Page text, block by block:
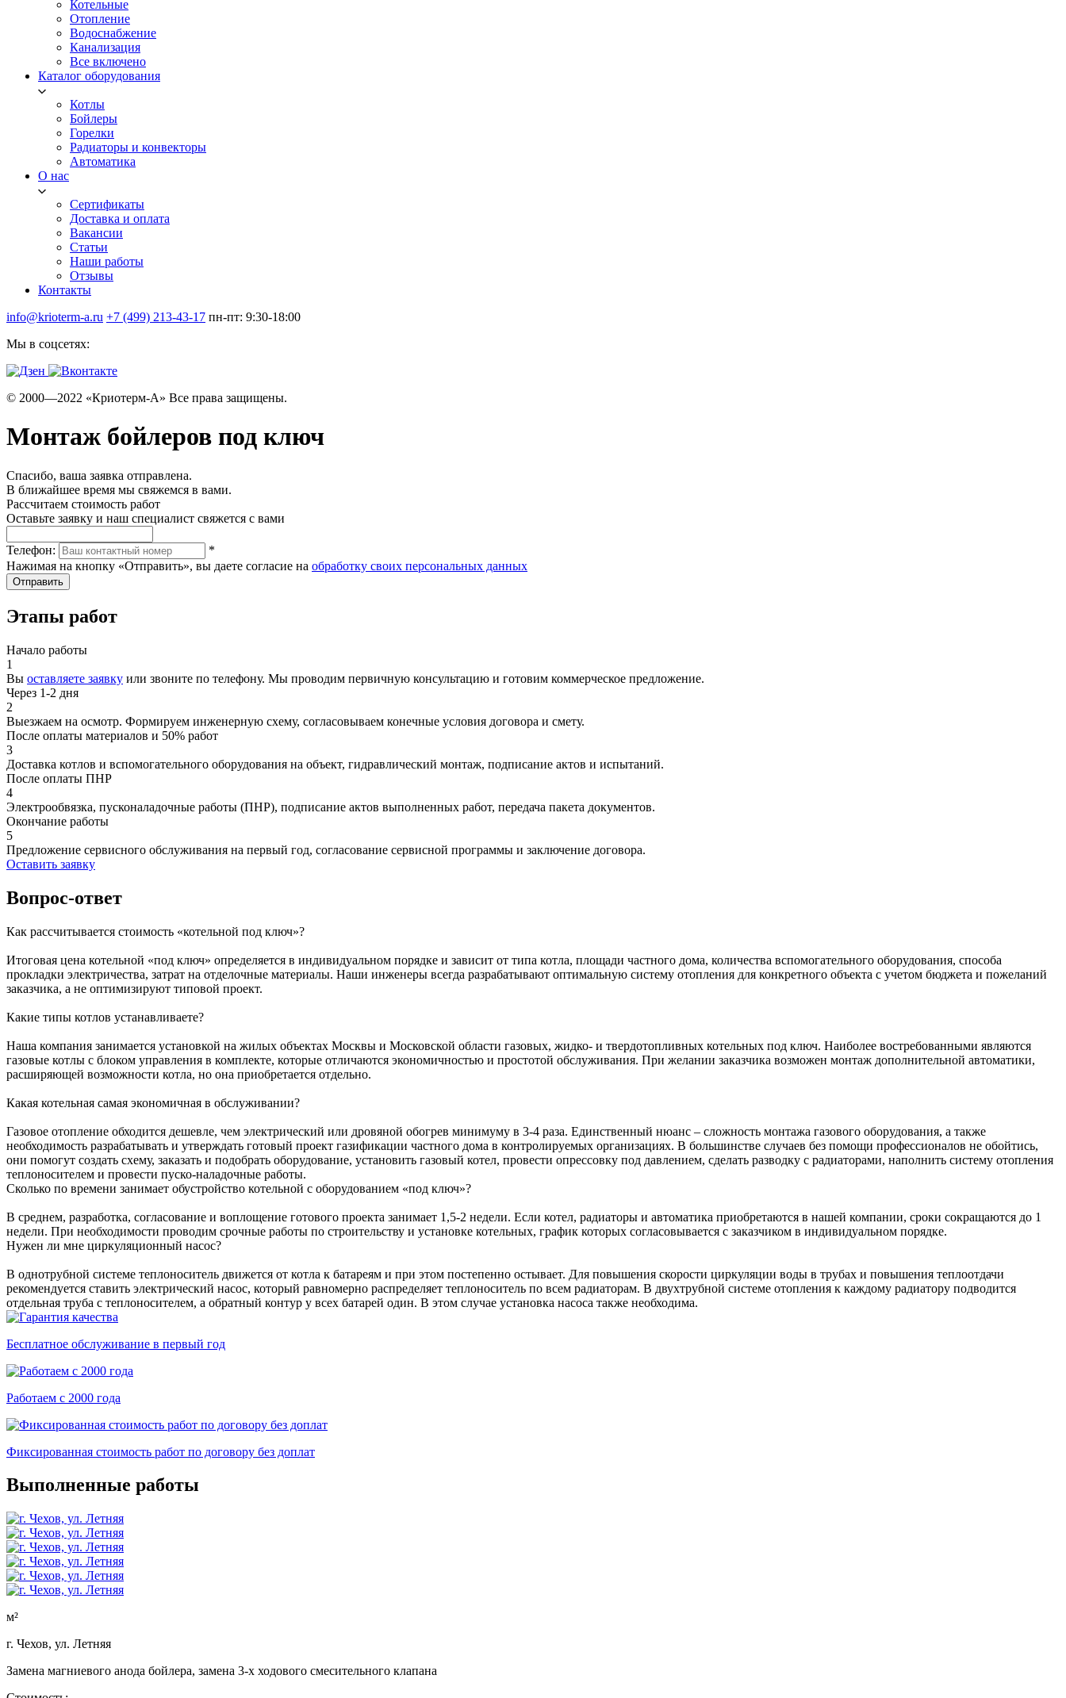
Котельные
Отопление
Водоснабжение
Канализация
Все включено
Каталог оборудования
Котлы
Бойлеры
Горелки
Радиаторы и конвекторы
Автоматика
О нас
Сертификаты
Доставка и оплата
Вакансии
Статьи
Наши работы
Отзывы
Контакты
info@krioterm-a.ru +7 (499) 213-43-17 пн-пт: 9:30-18:00
Мы в соцсетях:
© 2000—2022 «Криотерм-А» Все права защищены.
Монтаж бойлеров под ключ
Спасибо, ваша заявка отправлена.
В ближайшее время мы свяжемся в вами.
Рассчитаем стоимость работ
Оставьте заявку и наш специалист свяжется с вами
Телефон:
*
Нажимая на кнопку «Отправить», вы даете согласие на обработку своих персональных данных
Этапы работ
Начало работы
1
Вы оставляете заявку или звоните по телефону. Мы проводим первичную консультацию и готовим коммерческое предложение.
Через 1-2 дня
2
Выезжаем на осмотр. Формируем инженерную схему, согласовываем конечные условия договора и смету.
После оплаты материалов и 50% работ
3
Доставка котлов и вспомогательного оборудования на объект, гидравлический монтаж, подписание актов и испытаний.
После оплаты ПНР
4
Электрообвязка, пусконаладочные работы (ПНР), подписание актов выполненных работ, передача пакета документов.
Окончание работы
5
Предложение сервисного обслуживания на первый год, согласование сервисной программы и заключение договора.
Оставить заявку
Вопрос-ответ
Как рассчитывается стоимость «котельной под ключ»?
Итоговая цена котельной «под ключ» определяется в индивидуальном порядке и зависит от типа котла, площади частного дома, количества вспомогательного оборудования, способа
прокладки электричества, затрат на отделочные материалы. Наши инженеры всегда разрабатывают оптимальную систему отопления для конкретного объекта с учетом бюджета и пожеланий
заказчика, а не оптимизируют типовой проект.
Какие типы котлов устанавливаете?
Наша компания занимается установкой на жилых объектах Москвы и Московской области газовых, жидко- и твердотопливных котельных под ключ. Наиболее востребованными являются
газовые котлы с блоком управления в комплекте, которые отличаются экономичностью и простотой обслуживания. При желании заказчика возможен монтаж дополнительной автоматики,
расширяющей возможности котла, но она приобретается отдельно.
Какая котельная самая экономичная в обслуживании?
Газовое отопление обходится дешевле, чем электрический или дровяной обогрев минимуму в 3-4 раза. Единственный нюанс – сложность монтажа газового оборудования, а также
необходимость разрабатывать и утверждать готовый проект газификации частного дома в контролируемых организациях. В большинстве случаев без помощи профессионалов не обойтись,
они помогут создать схему, заказать и подобрать оборудование, установить газовый котел, провести опрессовку под давлением, сделать разводку с радиаторами, наполнить систему отопления
теплоносителем и провести пуско-наладочные работы.
Сколько по времени занимает обустройство котельной с оборудованием «под ключ»?
В среднем, разработка, согласование и воплощение готового проекта занимает 1,5-2 недели. Если котел, радиаторы и автоматика приобретаются в нашей компании, сроки сокращаются до 1
недели. При необходимости проводим срочные работы по строительству и установке котельных, график которых согласовывается с заказчиком в индивидуальном порядке.
Нужен ли мне циркуляционный насос?
В однотрубной системе теплоноситель движется от котла к батареям и при этом постепенно остывает. Для повышения скорости циркуляции воды в трубах и повышения теплоотдачи
рекомендуется ставить электрический насос, который равномерно распределяет теплоноситель по всем радиаторам. В двухтрубной системе отопления к каждому радиатору подводится
отдельная труба с теплоносителем, а обратный контур у всех батарей один. В этом случае установка насоса также необходима.
Бесплатное обслуживание в первый год
Работаем с 2000 года
Фиксированная стоимость работ по договору без доплат
Выполненные работы
м²
г. Чехов, ул. Летняя
Замена магниевого анода бойлера, замена 3-х ходового смесительного клапана